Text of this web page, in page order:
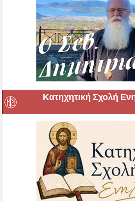
Κατηχητική Σχολή